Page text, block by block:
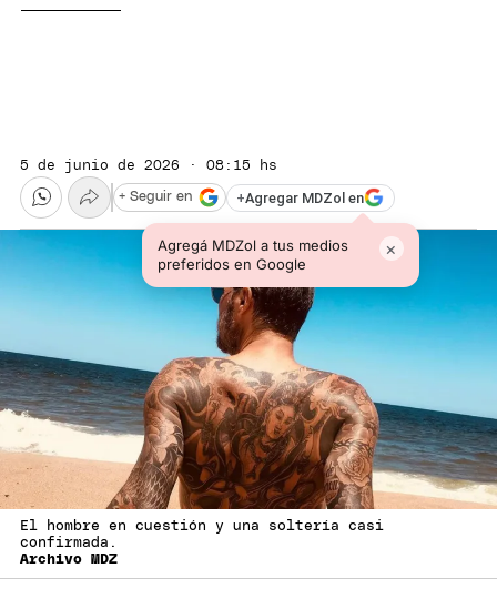
5 de junio de 2026 · 08:15 hs
+Agregar MDZol en
Agregá MDZol a tus medios
preferidos en Google
×
+ Seguir en
El hombre en cuestión y una soltería casi
confirmada.
Archivo MDZ